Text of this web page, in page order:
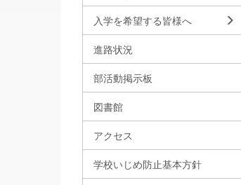
入学を希望する皆様へ
進路状況
部活動掲示板
図書館
アクセス
学校いじめ防止基本方針